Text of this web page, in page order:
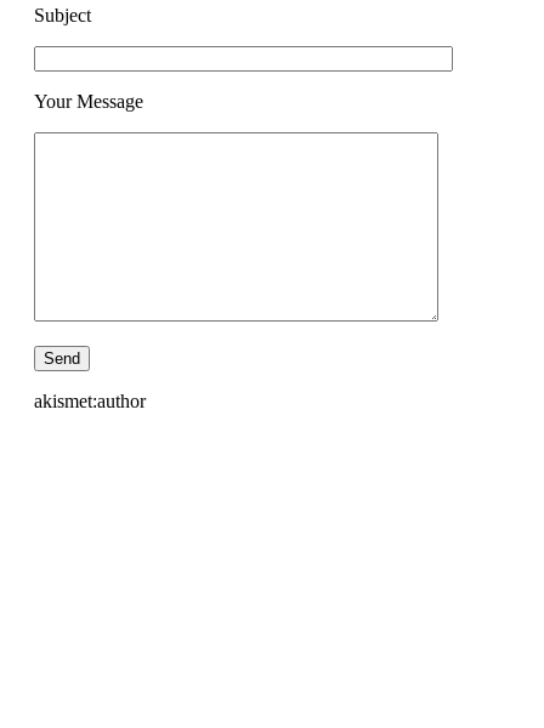
Subject
Your Message
akismet:author